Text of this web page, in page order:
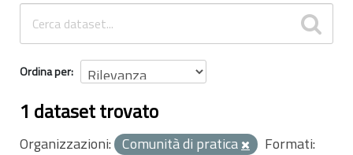
INFORMAZIONI
Ordina per
1 dataset trovato
Organizzazioni: Comunità di pratica
Formati: